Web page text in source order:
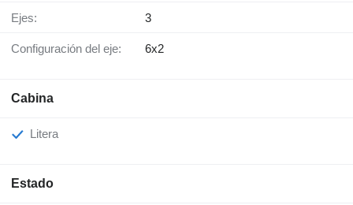
Ejes: 3
Configuración del eje: 6x2
Cabina
Litera
Estado